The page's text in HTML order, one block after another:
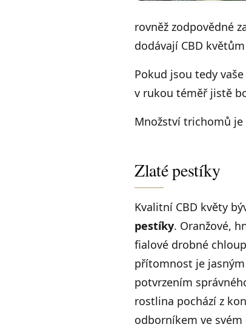
rovněž zodpovědné
dodávají CBD
Pokud jsou tedy
v rukou téměř jistě
Množství trichomů
Zlaté pestíky
Kvalitní CBD květy
pestíky. Oranžové,
fialové drobné
přítomnost je
potvrzením
rostlina pochází z
odborníkem ve svém